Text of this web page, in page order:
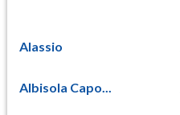
Alassio
Albisola Capo...